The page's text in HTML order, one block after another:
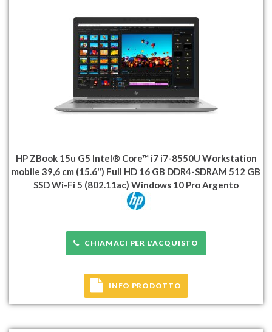
HP ZBook 15u G5 Intel® Core™ i7 i7-8550U Workstation
mobile 39,6 cm (15.6") Full HD 16 GB DDR4-SDRAM 512 GB
SSD Wi-Fi 5 (802.11ac) Windows 10 Pro Argento
CHIAMACI PER L'ACQUISTO
INFO PRODOTTO